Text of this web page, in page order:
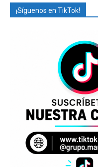
¡Síguenos en TikTok!